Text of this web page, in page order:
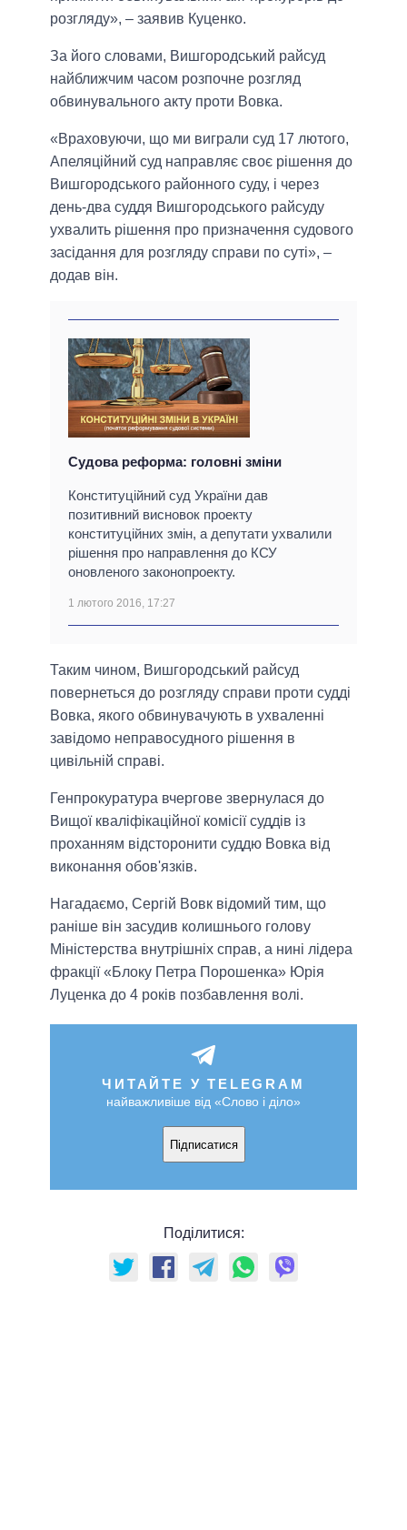
розгляду», – заявив Куценко.
За його словами, Вишгородський райсуд
найближчим часом розпочне розгляд
обвинувального акту проти Вовка.
«Враховуючи, що ми виграли суд 17 лютого,
Апеляційний суд направляє своє рішення до
Вишгородського районного суду, і через
день-два суддя Вишгородського райсуду
ухвалить рішення про призначення судового
засідання для розгляду справи по суті», –
додав він.
Судова реформа: головні зміни
Конституційний суд України дав
позитивний висновок проекту
конституційних змін, а депутати ухвалили
рішення про направлення до КСУ
оновленого законопроекту.
1 лютого 2016, 17:27
Таким чином, Вишгородський райсуд
повернеться до розгляду справи проти судді
Вовка, якого обвинувачують в ухваленні
завідомо неправосудного рішення в
цивільній справі.
Генпрокуратура вчергове звернулася до
Вищої кваліфікаційної комісії суддів із
проханням відсторонити суддю Вовка від
виконання обов'язків.
Нагадаємо, Сергій Вовк відомий тим, що
раніше він засудив колишнього голову
Міністерства внутрішніх справ, а нині лідера
фракції «Блоку Петра Порошенка» Юрія
Луценка до 4 років позбавлення волі.
ЧИТАЙТЕ У TELEGRAM
найважливіше від «Слово і діло»
Підписатися
Поділитися: